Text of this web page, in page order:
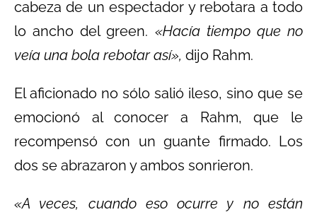
cabeza de un espectador y rebotara a todo
lo ancho del green. «Hacía tiempo que no
veía una bola rebotar así», dijo Rahm.
El aficionado no sólo salió ileso, sino que se
emocionó al conocer a Rahm, que le
recompensó con un guante firmado. Los
dos se abrazaron y ambos sonrieron.
«A veces, cuando eso ocurre y no están